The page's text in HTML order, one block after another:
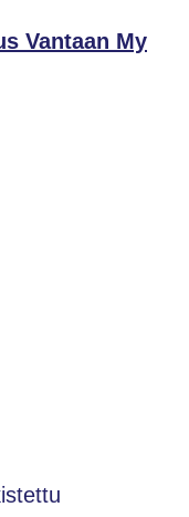
Vantaan My